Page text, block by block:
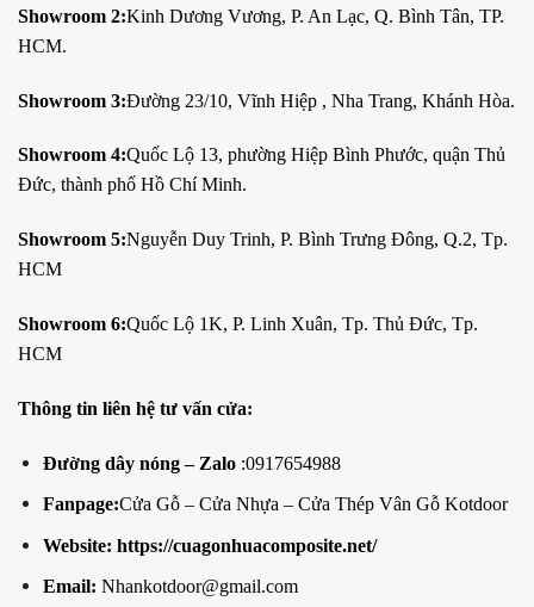
Showroom 2:Kinh Dương Vương, P. An Lạc, Q. Bình Tân, TP.
HCM.
Showroom 3:Đường 23/10, Vĩnh Hiệp , Nha Trang, Khánh Hòa.
Showroom 4:Quốc Lộ 13, phường Hiệp Bình Phước, quận Thủ
Đức, thành phố Hồ Chí Minh.
Showroom 5:Nguyễn Duy Trinh, P. Bình Trưng Đông, Q.2, Tp.
HCM
Showroom 6:Quốc Lộ 1K, P. Linh Xuân, Tp. Thủ Đức, Tp.
HCM
Thông tin liên hệ tư vấn cửa:
Đường dây nóng – Zalo:0917654988
Fanpage:Cửa Gỗ – Cửa Nhựa – Cửa Thép Vân Gỗ Kotdoor
Website: https://cuagonhuacomposite.net/
Email: Nhankotdoor@gmail.com